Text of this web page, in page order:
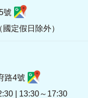
號
定假日除外）
路4號
| 13:30～17:30